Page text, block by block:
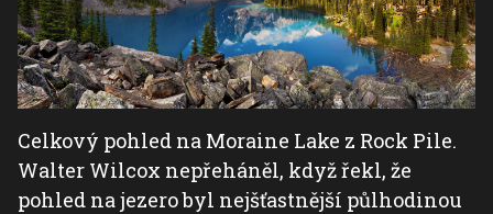
Celkový pohled na Moraine Lake z Rock Pile.
Walter Wilcox nepřeháněl, když řekl, že
pohled na jezero byl nejšťastnější půlhodinou